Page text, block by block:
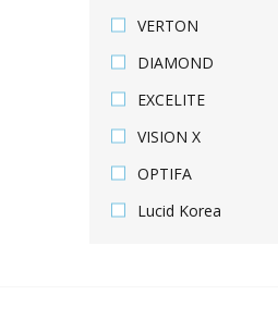
VERTON
DIAMOND
EXCELITE
VISION X
OPTIFA
Lucid Korea